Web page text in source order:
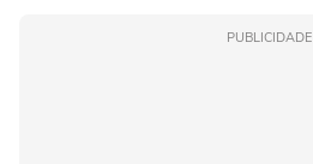
PUBLICIDADE